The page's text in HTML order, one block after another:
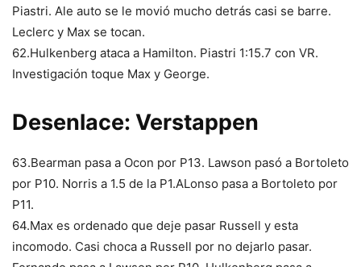
Piastri. Ale auto se le movió mucho detrás casi se barre.
Leclerc y Max se tocan.
62.Hulkenberg ataca a Hamilton. Piastri 1:15.7 con VR.
Investigación toque Max y George.
Desenlace: Verstappen
63.Bearman pasa a Ocon por P13. Lawson pasó a Bortoleto
por P10. Norris a 1.5 de la P1.ALonso pasa a Bortoleto por
P11.
64.Max es ordenado que deje pasar Russell y esta
incomodo. Casi choca a Russell por no dejarlo pasar.